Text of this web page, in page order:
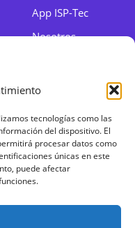
tecnologías como las
del dispositivo. El
procesar datos como
únicas en este
puede afectar
App ISP-Tec
Nosotros